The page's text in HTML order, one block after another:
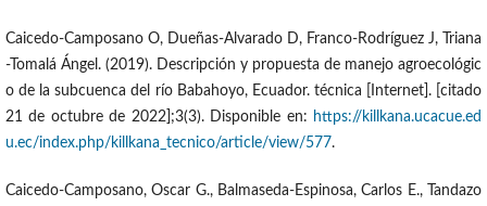
Caicedo-Camposano O, Dueñas-Alvarado D, Franco-Rodríguez J, Triana
-Tomalá Ángel. (2019). Descripción y propuesta de manejo agroecológic
o de la subcuenca del río Babahoyo, Ecuador. técnica [Internet]. [citado
21 de octubre de 2022];3(3). Disponible en: https://killkana.ucacue.ed
u.ec/index.php/killkana_tecnico/article/view/577.
Caicedo-Camposano, Oscar G., Balmaseda-Espinosa, Carlos E., Tandazo